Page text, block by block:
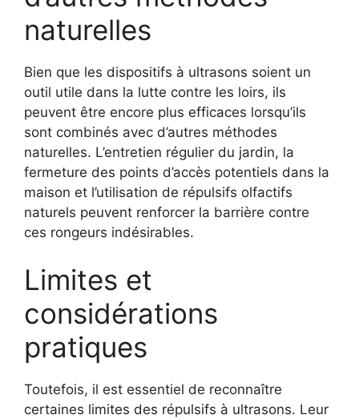
naturelles
Bien que les dispositifs à ultrasons soient un
outil utile dans la lutte contre les loirs, ils
peuvent être encore plus efficaces lorsqu’ils
sont combinés avec d’autres méthodes
naturelles. L’entretien régulier du jardin, la
fermeture des points d’accès potentiels dans la
maison et l’utilisation de répulsifs olfactifs
naturels peuvent renforcer la barrière contre
ces rongeurs indésirables.
Limites et
considérations
pratiques
Toutefois, il est essentiel de reconnaître
certaines limites des répulsifs à ultrasons. Leur